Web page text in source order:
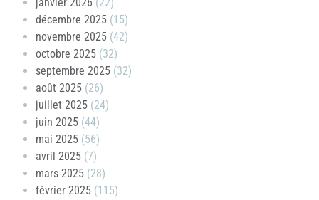
décembre 2025 (15)
novembre 2025 (42)
octobre 2025 (32)
septembre 2025 (32)
août 2025 (26)
juillet 2025 (24)
juin 2025 (44)
mai 2025 (56)
avril 2025 (7)
mars 2025 (28)
février 2025 (115)